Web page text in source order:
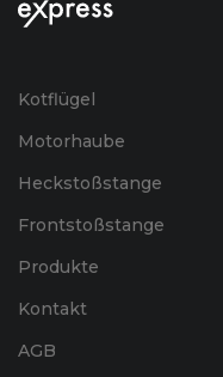
Kotflügel
Motorhaube
Heckstoßstange
Frontstoßstange
Produkte
Kontakt
AGB